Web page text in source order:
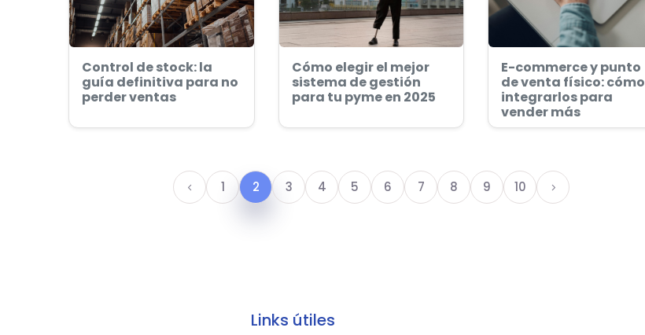
Control de stock: la
guía definitiva para no
perder ventas
Cómo elegir el mejor
sistema de gestión
para tu pyme en 2025
E-commerce y punto
de venta físico: cómo
integrarlos para
vender más
1 2 3 4 5 6 7 8 9 10
Links útiles